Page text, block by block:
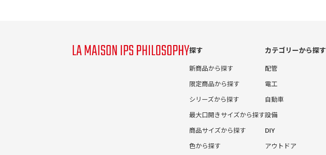
探す
新商品から探す
限定商品から探す
シリーズから探す
最大口開きサイズから探す
商品サイズから探す
色から探す
カテゴリーから探す
配管
電工
自動車
設備
DIY
アウトドア